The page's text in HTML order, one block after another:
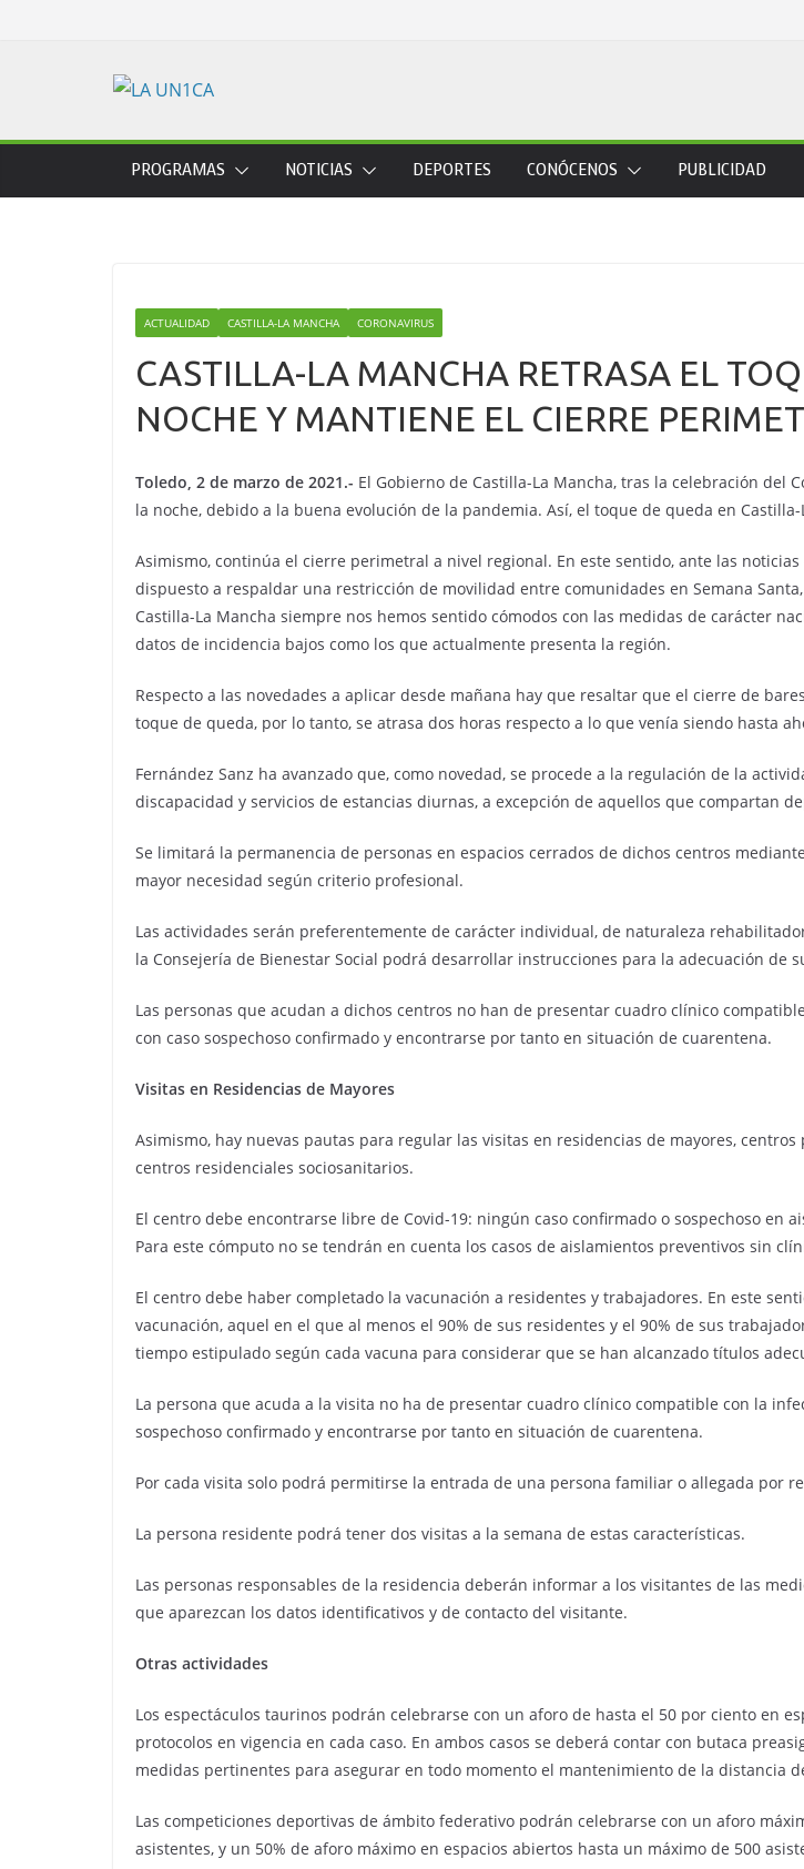
PROGRAMAS NOTICIAS DEPORTES CONÓCENOS PUBLICIDAD
ACTUALIDAD CASTILLA-LA MANCHA CORONAVIRUS
CASTILLA-LA MANCHA RETRASA EL
NOCHE Y MANTIENE EL CIERRE
Toledo, 2 de marzo de 2021.- El Gobierno de Castilla-La Mancha, tras la celebración del
la noche, debido a la buena evolución de la pandemia. Así, el toque de queda en
Asimismo, continúa el cierre perimetral a nivel regional. En este sentido, ante las
dispuesto a respaldar una restricción de movilidad entre comunidades en Semana
Castilla-La Mancha siempre nos hemos sentido cómodos con las medidas de carácter
datos de incidencia bajos como los que actualmente presenta la región.
Respecto a las novedades a aplicar desde mañana hay que resaltar que el cierre de
toque de queda, por lo tanto, se atrasa dos horas respecto a lo que venía siendo hasta
Fernández Sanz ha avanzado que, como novedad, se procede a la regulación de la
discapacidad y servicios de estancias diurnas, a excepción de aquellos que compartan
Se limitará la permanencia de personas en espacios cerrados de dichos centros
mayor necesidad según criterio profesional.
Las actividades serán preferentemente de carácter individual, de naturaleza
la Consejería de Bienestar Social podrá desarrollar instrucciones para la adecuación de
Las personas que acudan a dichos centros no han de presentar cuadro clínico
con caso sospechoso confirmado y encontrarse por tanto en situación de cuarentena.
Visitas en Residencias de Mayores
Asimismo, hay nuevas pautas para regular las visitas en residencias de mayores,
centros residenciales sociosanitarios.
El centro debe encontrarse libre de Covid-19: ningún caso confirmado o sospechoso en
Para este cómputo no se tendrán en cuenta los casos de aislamientos preventivos sin
El centro debe haber completado la vacunación a residentes y trabajadores. En este
vacunación, aquel en el que al menos el 90% de sus residentes y el 90% de sus
tiempo estipulado según cada vacuna para considerar que se han alcanzado títulos
La persona que acuda a la visita no ha de presentar cuadro clínico compatible con la
sospechoso confirmado y encontrarse por tanto en situación de cuarentena.
Por cada visita solo podrá permitirse la entrada de una persona familiar o allegada por
La persona residente podrá tener dos visitas a la semana de estas características.
Las personas responsables de la residencia deberán informar a los visitantes de las
que aparezcan los datos identificativos y de contacto del visitante.
Otras actividades
Los espectáculos taurinos podrán celebrarse con un aforo de hasta el 50 por ciento en
protocolos en vigencia en cada caso. En ambos casos se deberá contar con butaca
medidas pertinentes para asegurar en todo momento el mantenimiento de la distancia
Las competiciones deportivas de ámbito federativo podrán celebrarse con un aforo
asistentes, y un 50% de aforo máximo en espacios abiertos hasta un máximo de 500